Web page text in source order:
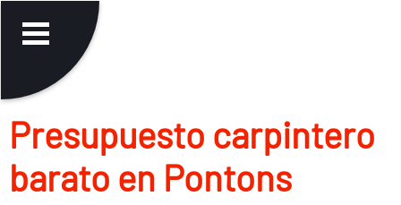
Presupuesto carpintero
barato en Pontons